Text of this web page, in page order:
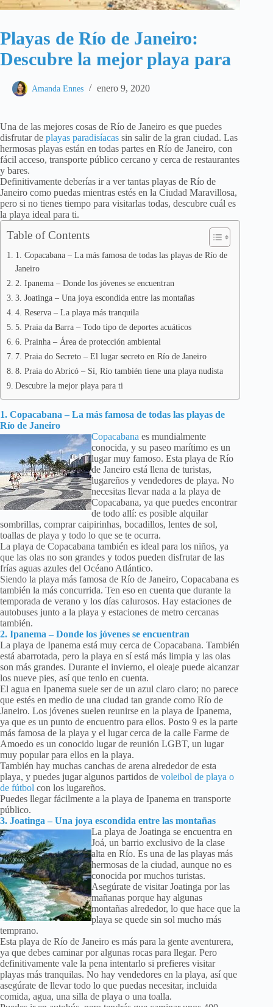
Playas de Río de Janeiro:
Descubre la mejor playa para
Amanda Ennes enero 9, 2020
Una de las mejores cosas de Río de Janeiro es que puedes
disfrutar de playas paradisíacas sin salir de la gran ciudad. Las
hermosas playas están en todas partes en Río de Janeiro, con
fácil acceso, transporte público cercano y cerca de restaurantes
y bares.
Definitivamente deberías ir a ver tantas playas de Río de
Janeiro como puedas mientras estés en la Ciudad Maravillosa,
pero si no tienes tiempo para visitarlas todas, descubre cuál es
la playa ideal para ti.
Table of Contents
1. Copacabana – La más famosa de todas las playas de Río de
Janeiro
2. Ipanema – Donde los jóvenes se encuentran
3. Joatinga – Una joya escondida entre las montañas
4. Reserva – La playa más tranquila
5. Praia da Barra – Todo tipo de deportes acuáticos
6. Prainha – Área de protección ambiental
7. Praia do Secreto – El lugar secreto en Río de Janeiro
8. Praia do Abricó – Sí, Río también tiene una playa nudista
Descubre la mejor playa para ti
1. Copacabana – La más famosa de todas las playas de
Río de Janeiro
Copacabana es mundialmente
conocida, y su paseo marítimo es un
lugar muy famoso. Esta playa de Río
de Janeiro está llena de turistas,
lugareños y vendedores de playa. No
necesitas llevar nada a la playa de
Copacabana, ya que puedes encontrar
de todo allí: es posible alquilar
sombrillas, comprar caipirinhas, bocadillos, lentes de sol,
toallas de playa y todo lo que se te ocurra.
La playa de Copacabana también es ideal para los niños, ya
que las olas no son grandes y todos pueden disfrutar de las
frías aguas azules del Océano Atlántico.
Siendo la playa más famosa de Río de Janeiro, Copacabana es
también la más concurrida. Ten eso en cuenta que durante la
temporada de verano y los días calurosos. Hay estaciones de
autobuses junto a la playa y estaciones de metro cercanas
también.
2. Ipanema – Donde los jóvenes se encuentran
La playa de Ipanema está muy cerca de Copacabana. También
está abarrotada, pero la playa en sí está más limpia y las olas
son más grandes. Durante el invierno, el oleaje puede alcanzar
los nueve pies, así que tenlo en cuenta.
El agua en Ipanema suele ser de un azul claro claro; no parece
que estés en medio de una ciudad tan grande como Río de
Janeiro. Los jóvenes suelen reunirse en la playa de Ipanema,
ya que es un punto de encuentro para ellos. Posto 9 es la parte
más famosa de la playa y el lugar cerca de la calle Farme de
Amoedo es un conocido lugar de reunión LGBT, un lugar
muy popular para ellos en la playa.
También hay muchas canchas de arena alrededor de esta
playa, y puedes jugar algunos partidos de voleibol de playa o
de fútbol con los lugareños.
Puedes llegar fácilmente a la playa de Ipanema en transporte
público.
3. Joatinga – Una joya escondida entre las montañas
La playa de Joatinga se encuentra en
Joá, un barrio exclusivo de la clase
alta en Río. Es una de las playas más
hermosas de la ciudad, aunque no es
conocida por muchos turistas.
Asegúrate de visitar Joatinga por las
mañanas porque hay algunas
montañas alrededor, lo que hace que la
playa se quede sin sol mucho más
temprano.
Esta playa de Río de Janeiro es más para la gente aventurera,
ya que debes caminar por algunas rocas para llegar. Pero
definitivamente vale la pena intentarlo si prefieres visitar
playas más tranquilas. No hay vendedores en la playa, así que
asegúrate de llevar todo lo que puedas necesitar, incluida
comida, agua, una silla de playa o una toalla.